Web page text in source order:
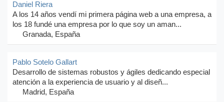
Daniel Riera
A los 14 años vendí mi primera página web a una empresa, a
los 18 fundé una empresa por lo que soy un aman...
Granada, España
Pablo Sotelo Gallart
Desarrollo de sistemas robustos y ágiles dedicando especial
atención a la experiencia de usuario y al diseñ...
Madrid, España